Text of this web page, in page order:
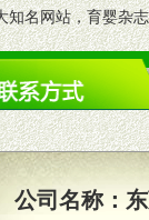
知名网站，育婴杂
情况提供销售喷绘
持
协助制定具体营销
公司给予必要市场
，派驻区域销售人
公司给予专职或兼
公司名称：